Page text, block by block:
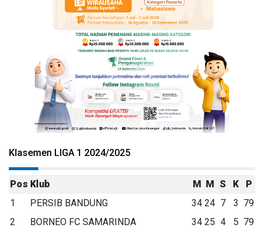
Klasemen LIGA 1 2024/2025
Pos Klub M M S K
P
1
PERSIB BANDUNG 34 24 7 3 79
2
BORNEO FC SAMARINDA 34 25 4 5 79